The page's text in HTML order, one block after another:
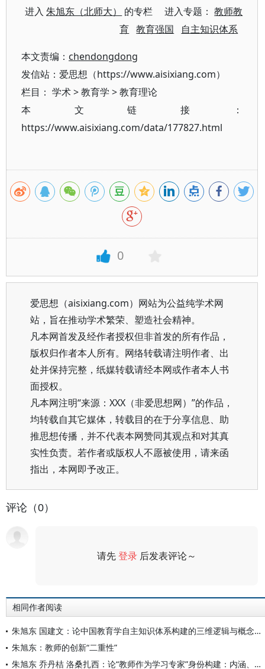
进入朱旭东（北师大） 的专栏 进入专题：教师教
育 教育强国 自主知识体系
本文责编： chendongdong
发信站：爱思想（https://www.aisixiang.com）
栏目： 学术>教育学 >教育理论
本文链接：
https://www.aisixiang.com/data/177827.html
0
爱思想（aisixiang.com）网站为公益纯学术网
站，旨在推动学术繁荣、塑造社会精神。
凡本网首发及经作者授权但非首发的所有作品，
版权归作者本人所有。网络转载请注明作者、出
处并保持完整，纸媒转载请经本网或作者本人书
面授权。
凡本网注明“来源：XXX（非爱思想网）”的作品，
均转载自其它媒体，转载目的在于分享信息、助
推思想传播，并不代表本网赞同其观点和对其真
实性负责。若作者或版权人不愿被使用，请来函
指出，本网即予改正。
评论（0）
请先登录 后发表评论～
相同作者阅读
朱旭东 国建文：论中国教育学自主知识体系构建的三维逻辑与概念生产范式
朱旭东：教师的创新“二重性”
朱旭东 乔丹桔 洛桑扎西：论“教师作为学习专家”身份构建：内涵、价值与路径